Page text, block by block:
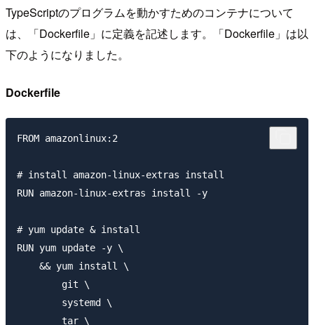
TypeScriptのプログラムを動かすためのコンテナについて
は、「Dockerfile」に定義を記述します。「Dockerfile」は以
下のようになりました。
Dockerfile
FROM amazonlinux:2
# install amazon-linux-extras install
RUN amazon-linux-extras install -y
# yum update & install
RUN yum update -y \
    && yum install \
        git \
        systemd \
        tar \